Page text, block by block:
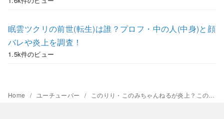
眠雲ツクリの前世(転生)は誰？プロフ・中の人(中身)と顔
バレや炎上を調査！
1.5k件のビュー
Home ユーチューバー このりり・このみちゃんねるが炎上？このみの病気とすっぴんの話題・昔高校では